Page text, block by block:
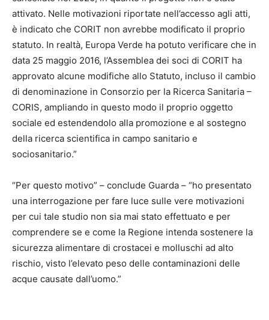
attivato. Nelle motivazioni riportate nell’accesso agli atti,
è indicato che CORIT non avrebbe modificato il proprio
statuto. In realtà, Europa Verde ha potuto verificare che in
data 25 maggio 2016, l’Assemblea dei soci di CORIT ha
approvato alcune modifiche allo Statuto, incluso il cambio
di denominazione in Consorzio per la Ricerca Sanitaria –
CORIS, ampliando in questo modo il proprio oggetto
sociale ed estendendolo alla promozione e al sostegno
della ricerca scientifica in campo sanitario e
sociosanitario.”
“Per questo motivo” – conclude Guarda – “ho presentato
una interrogazione per fare luce sulle vere motivazioni
per cui tale studio non sia mai stato effettuato e per
comprendere se e come la Regione intenda sostenere la
sicurezza alimentare di crostacei e molluschi ad alto
rischio, visto l’elevato peso delle contaminazioni delle
acque causate dall’uomo.”